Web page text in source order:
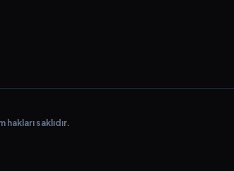
hakları saklıdır.